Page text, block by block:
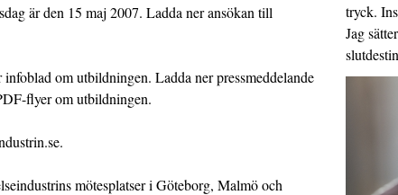
är den 15 maj 2007. Ladda ner ansökan till
infoblad om utbildningen. Ladda ner pressmeddelande
flyer om utbildningen.
.
mötesplatser i Göteborg, Malmö och
tryck.
Jag